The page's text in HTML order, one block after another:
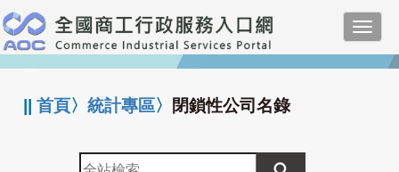
跳
到
主
要
:::
||首頁〉統計專區〉 閉鎖性公司名錄
全